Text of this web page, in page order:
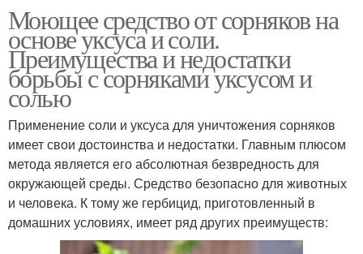
Моющее средство от сорняков на
основе уксуса и соли.
Преимущества и недостатки
борьбы с сорняками уксусом и
солью
Применение соли и уксуса для уничтожения сорняков
имеет свои достоинства и недостатки. Главным плюсом
метода является его абсолютная безвредность для
окружающей среды. Средство безопасно для животных
и человека. К тому же гербицид, приготовленный в
домашних условиях, имеет ряд других преимуществ: